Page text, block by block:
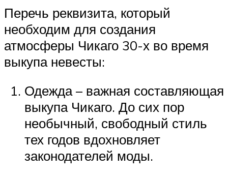
Перечь реквизита, который
необходим для создания
атмосферы Чикаго 30-х во время
выкупа невесты:
Одежда – важная составляющая
выкупа Чикаго. До сих пор
необычный, свободный стиль
тех годов вдохновляет
законодателей моды.